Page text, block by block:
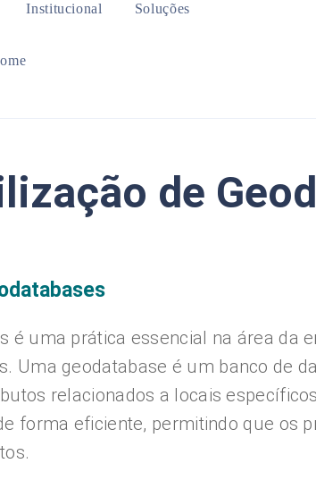
Institucional Soluções
de
é uma prática essencial na área da
Uma geodatabase é um banco de
relacionados a locais
forma eficiente, permitindo que os